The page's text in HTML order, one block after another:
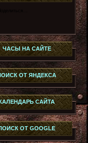
ЧАСЫ НА САЙТЕ
ОТ ЯНДЕКСА
КАЛЕНДАРЬ САЙТА
ОТ GOOGLE